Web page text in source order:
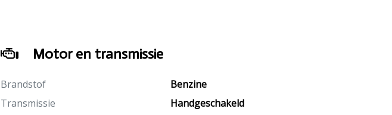
Motor en transmissie
Brandstof
Benzine
Transmissie
Handgeschakeld